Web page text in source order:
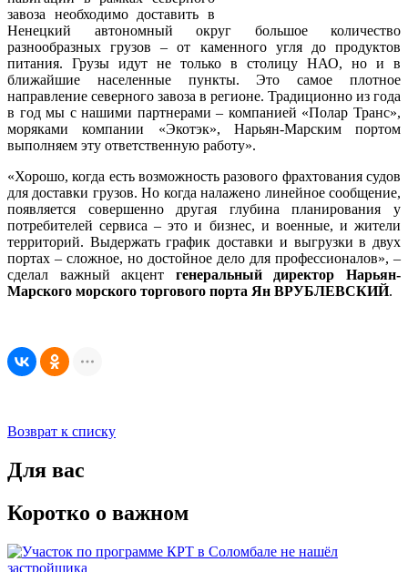
завоза необходимо доставить в
Ненецкий автономный округ большое количество
разнообразных грузов – от каменного угля до продуктов
питания. Грузы идут не только в столицу НАО, но и в
ближайшие населенные пункты. Это самое плотное
направление северного завоза в регионе. Традиционно из года
в год мы с нашими партнерами – компанией «Полар Транс»,
моряками компании «Экотэк», Нарьян-Марским портом
выполняем эту ответственную работу».
«Хорошо, когда есть возможность разового фрахтования судов
для доставки грузов. Но когда налажено линейное сообщение,
появляется совершенно другая глубина планирования у
потребителей сервиса – это и бизнес, и военные, и жители
территорий. Выдержать график доставки и выгрузки в двух
портах – сложное, но достойное дело для профессионалов», –
сделал важный акцент генеральный директор Нарьян-
Марского морского торгового порта Ян ВРУБЛЕВСКИЙ.
Возврат к списку
Для вас
Коротко о важном